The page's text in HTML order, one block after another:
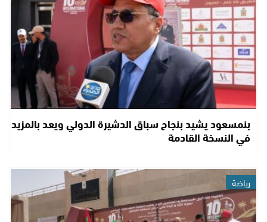
بنمسعود يشيد بنجاح سباق الدشيرة الدولي ويعد بالمزيد
في النسخة القادمة
رياضة